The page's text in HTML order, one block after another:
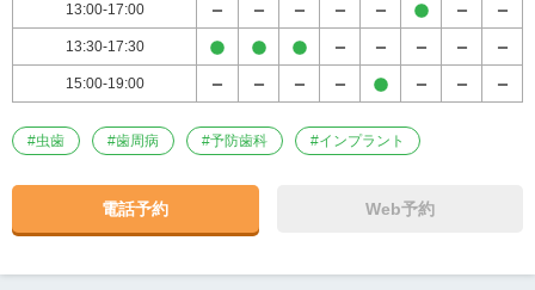
13:00-17:00
13:30-17:30
15:00-19:00
#虫歯 #歯周病 #予防歯科 #インプラント
電話予約 Web予約